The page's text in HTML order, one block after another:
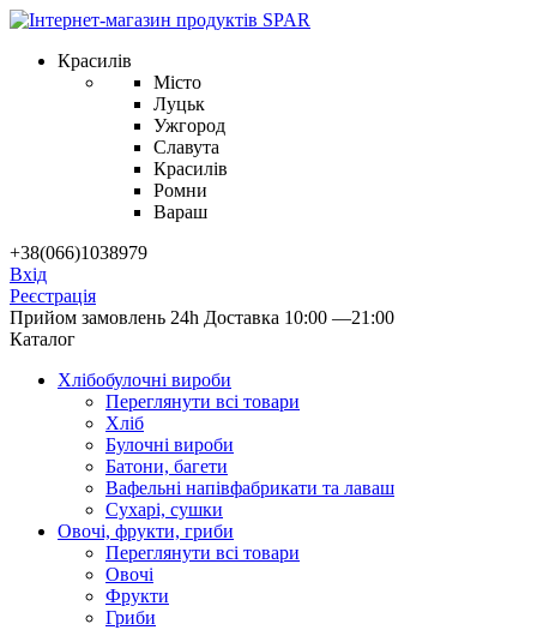
Красилів
Місто
Луцьк
Ужгород
Славута
Красилів
Ромни
Вараш
+38(066)1038979
Вхід
Реєстрація
Прийом замовлень 24h Доставка 10:00 —21:00
Каталог
Хлібобулочні вироби
Переглянути всі товари
Хліб
Булочні вироби
Батони, багети
Вафельні напівфабрикати та лаваш
Сухарі, сушки
Овочі, фрукти, гриби
Переглянути всі товари
Овочі
Фрукти
Гриби